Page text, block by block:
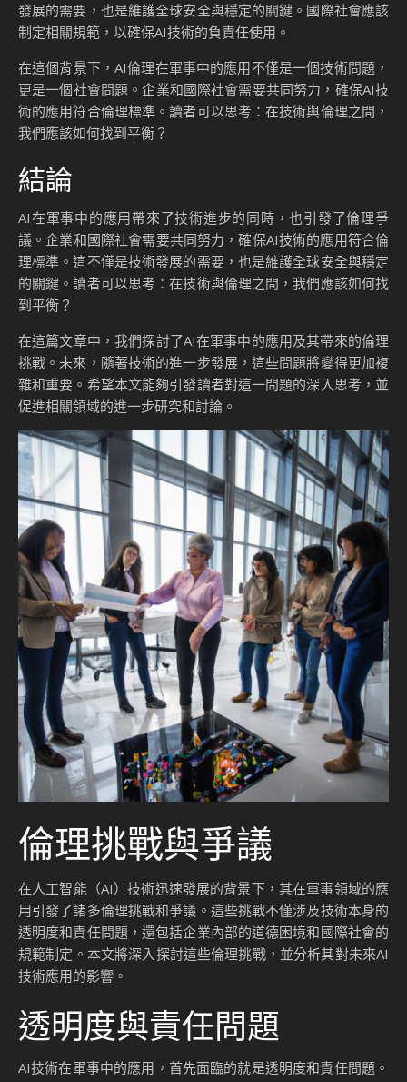
發展的需要，也是維護全球安全與穩定的關鍵。國際社會應該
制定相關規範，以確保AI技術的負責任使用。
在這個背景下，AI倫理在軍事中的應用不僅是一個技術問題，
更是一個社會問題。企業和國際社會需要共同努力，確保AI技
術的應用符合倫理標準。讀者可以思考：在技術與倫理之間，
我們應該如何找到平衡？
結論
AI在軍事中的應用帶來了技術進步的同時，也引發了倫理爭
議。企業和國際社會需要共同努力，確保AI技術的應用符合倫
理標準。這不僅是技術發展的需要，也是維護全球安全與穩定
的關鍵。讀者可以思考：在技術與倫理之間，我們應該如何找
到平衡？
在這篇文章中，我們探討了AI在軍事中的應用及其帶來的倫理
挑戰。未來，隨著技術的進一步發展，這些問題將變得更加複
雜和重要。希望本文能夠引發讀者對這一問題的深入思考，並
促進相關領域的進一步研究和討論。
倫理挑戰與爭議
在人工智能（AI）技術迅速發展的背景下，其在軍事領域的應
用引發了諸多倫理挑戰和爭議。這些挑戰不僅涉及技術本身的
透明度和責任問題，還包括企業內部的道德困境和國際社會的
規範制定。本文將深入探討這些倫理挑戰，並分析其對未來AI
技術應用的影響。
透明度與責任問題
AI技術在軍事中的應用，首先面臨的就是透明度和責任問題。